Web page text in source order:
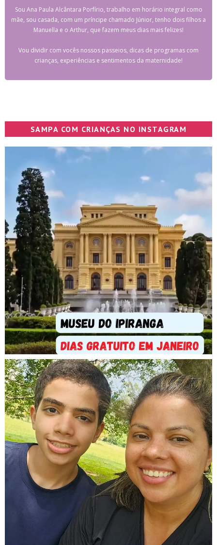
Sou Ana Paula Alcântara Porfírio, trabalho em horário integral como
mãe, sou casada, com um príncipe chamado Júnior, tenho dois filhos a
Manuella e o Arthur, que fazem meus dias mais felizes!
Vou dividir com vocês nossos passeios, dicas de programas com
crianças, experiências e sentimentos da maternidade!
SAMPA COM CRIANÇAS NO INSTAGRAM